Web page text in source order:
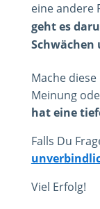
eine andere
geht es
Schwächen
Mache
Meinung
hat eine
Falls Du
Viel Erfolg!